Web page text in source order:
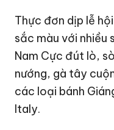
Thực đơn dịp lễ
sắc màu với nhiều
Nam Cực đút lò,
nướng, gà tây
các loại bánh
Italy.